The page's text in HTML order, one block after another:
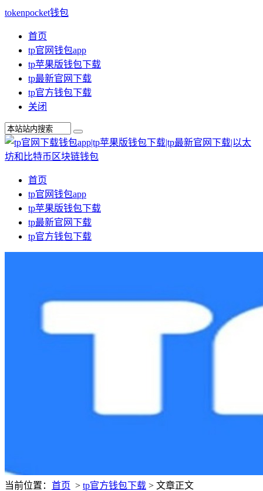
tokenpocket钱包
首页
tp官网钱包app
tp苹果版钱包下载
tp最新官网下载
tp官方钱包下载
关闭
首页
tp官网钱包app
tp苹果版钱包下载
tp最新官网下载
tp官方钱包下载
当前位置： 首页 > tp官方钱包下载 > 文章正文